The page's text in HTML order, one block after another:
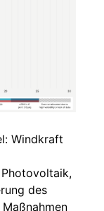
Windkraft
des